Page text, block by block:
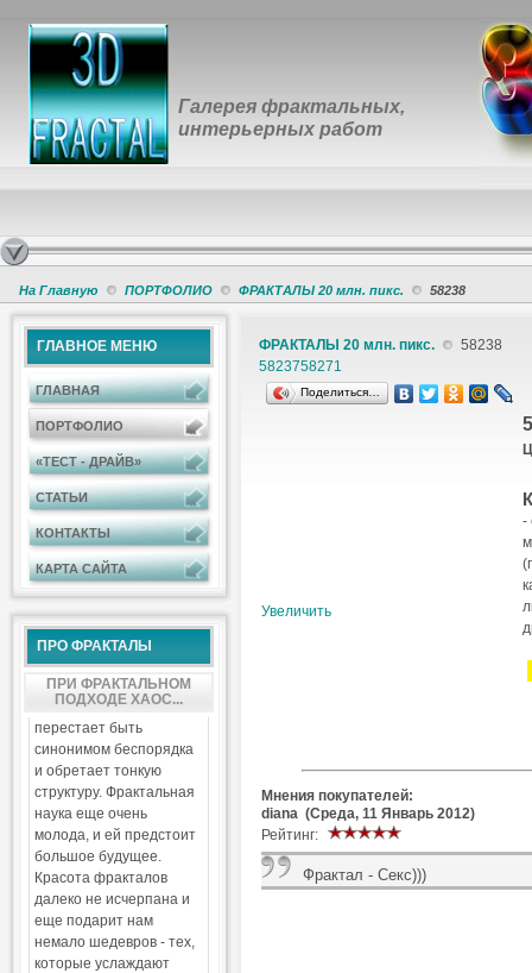
Галерея фрактальных,
интерьерных работ
На Главную ПОРТФОЛИО ФРАКТАЛЫ 20 млн. пикс. 58238
ГЛАВНОЕ МЕНЮ
ГЛАВНАЯ
ПОРТФОЛИО
«ТЕСТ - ДРАЙВ»
СТАТЬИ
КОНТАКТЫ
КАРТА САЙТА
ПРО ФРАКТАЛЫ
ПРИ ФРАКТАЛЬНОМ
ПОДХОДЕ ХАОС...
перестает быть
синонимом беспорядка
и обретает тонкую
структуру. Фрактальная
наука еще очень
молода, и ей предстоит
большое будущее.
Красота фракталов
далеко не исчерпана и
еще подарит нам
немало шедевров - тех,
которые услаждают
ФРАКТАЛЫ 20 млн. пикс.
58238
5823758271
Поделиться…
Увеличить
-
Мнения покупателей:
diana (Среда, 11 Январь 2012)
Рейтинг:
Фрактал - Секс)))